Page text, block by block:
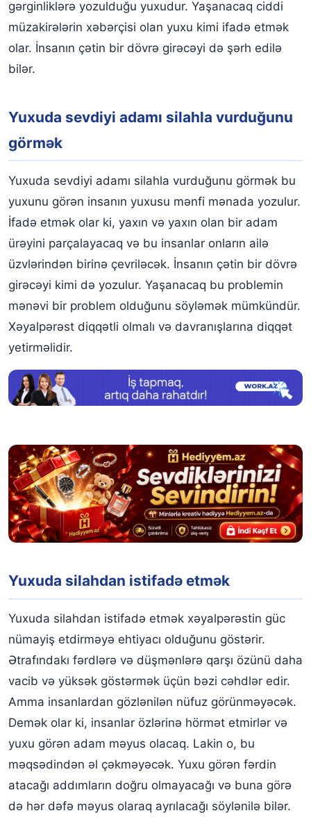
gərginliklərə yozulduğu yuxudur. Yaşanacaq ciddi
müzakirələrin xəbərçisi olan yuxu kimi ifadə etmək
olar. İnsanın çətin bir dövrə girəcəyi də şərh edilə
bilər.
Yuxuda sevdiyi adamı silahla vurduğunu
görmək
Yuxuda sevdiyi adamı silahla vurduğunu görmək bu
yuxunu görən insanın yuxusu mənfi mənada yozulur.
İfadə etmək olar ki, yaxın və yaxın olan bir adam
ürəyini parçalayacaq və bu insanlar onların ailə
üzvlərindən birinə çevriləcək. İnsanın çətin bir dövrə
girəcəyi kimi də yozulur. Yaşanacaq bu problemin
mənəvi bir problem olduğunu söyləmək mümkündür.
Xəyalpərəst diqqətli olmalı və davranışlarına diqqət
yetirməlidir.
Yuxuda silahdan istifadə etmək
Yuxuda silahdan istifadə etmək xəyalpərəstin güc
nümayiş etdirməyə ehtiyacı olduğunu göstərir.
Ətrafındakı fərdlərə və düşmənlərə qarşı özünü daha
vacib və yüksək göstərmək üçün bəzi cəhdlər edir.
Amma insanlardan gözlənilən nüfuz görünməyəcək.
Demək olar ki, insanlar özlərinə hörmət etmirlər və
yuxu görən adam məyus olacaq. Lakin o, bu
məqsədindən əl çəkməyəcək. Yuxu görən fərdin
atacağı addımların doğru olmayacağı və buna görə
də hər dəfə məyus olaraq ayrılacağı söylənilə bilər.